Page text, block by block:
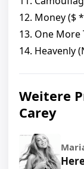
12. Money ($
13. One More
14. Heavenly
Weitere
Carey